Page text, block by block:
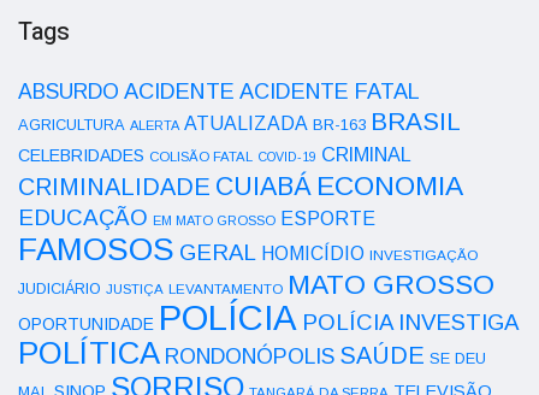
Tags
ABSURDO ACIDENTE ACIDENTE FATAL
AGRICULTURA ALERTA ATUALIZADA BR-163 BRASIL
CELEBRIDADES COLISÃO FATAL COVID-19 CRIMINAL
CRIMINALIDADE CUIABÁ ECONOMIA
EDUCAÇÃO EM MATO GROSSO ESPORTE
FAMOSOS GERAL HOMICÍDIO INVESTIGAÇÃO
JUDICIÁRIO JUSTIÇA LEVANTAMENTO MATO GROSSO
OPORTUNIDADE POLÍCIA POLÍCIA INVESTIGA
POLÍTICA RONDONÓPOLIS SAÚDE SE DEU
SORRISO